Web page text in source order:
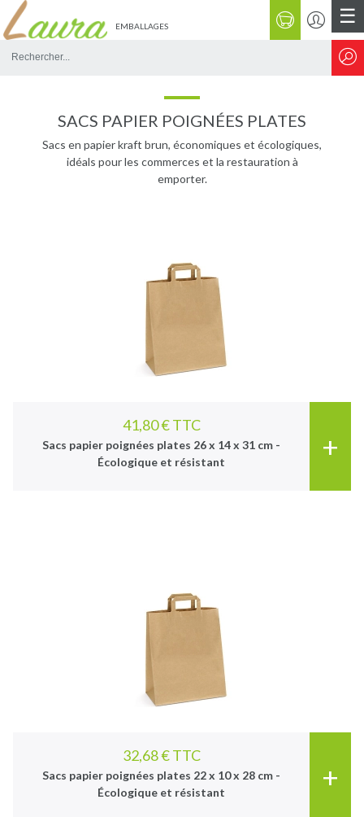
☰
EMBALLAGES
SACS PAPIER POIGNÉES PLATES
Sacs en papier kraft brun, économiques et écologiques,
idéals pour les commerces et la restauration à
emporter.
41,80 € TTC
Sacs papier poignées plates 26 x 14 x 31 cm -
Écologique et résistant
+
32,68 € TTC
Sacs papier poignées plates 22 x 10 x 28 cm -
Écologique et résistant
+